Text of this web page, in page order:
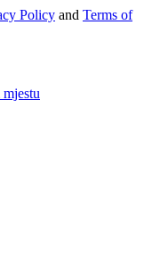
Policy and Terms of